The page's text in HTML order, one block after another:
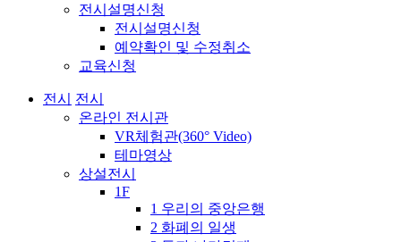
전시설명신청
전시설명신청
예약확인 및 수정취소
교육신청
전시
전시
온라인 전시관
VR체험관(360° Video)
테마영상
상설전시
1F
1 우리의 중앙은행
2 화폐의 일생